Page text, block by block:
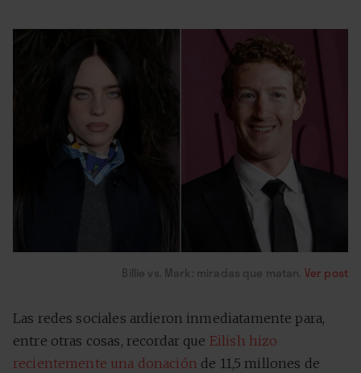
Billie vs. Mark: miradas que matan. Ver post
Las redes sociales ardieron inmediatamente para,
entre otras cosas, recordar que Eilish hizo
recientemente una donación de 11,5 millones de